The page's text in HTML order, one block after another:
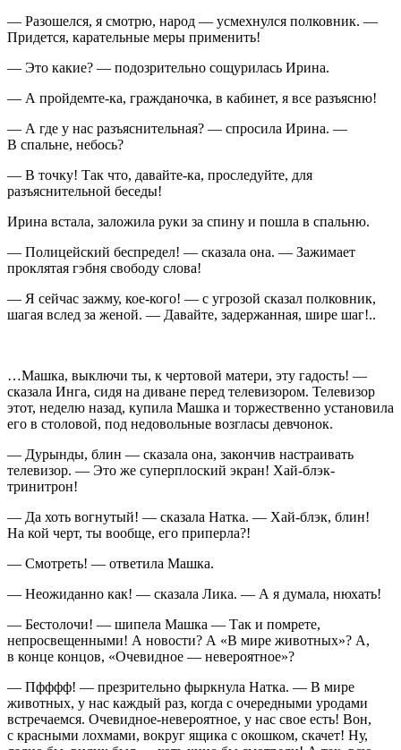
— Разошелся, я смотрю, народ — усмехнулся полковник. —
Придется, карательные меры применить!
— Это какие? — подозрительно сощурилась Ирина.
— А пройдемте-ка, гражданочка, в кабинет, я все разъясню!
— А где у нас разъяснительная? — спросила Ирина. —
В спальне, небось?
— В точку! Так что, давайте-ка, проследуйте, для
разъяснительной беседы!
Ирина встала, заложила руки за спину и пошла в спальню.
— Полицейский беспредел! — сказала она. — Зажимает
проклятая гэбня свободу слова!
— Я сейчас зажму, кое-кого! — с угрозой сказал полковник,
шагая вслед за женой. — Давайте, задержанная, шире шаг!..
…Машка, выключи ты, к чертовой матери, эту гадость! —
сказала Инга, сидя на диване перед телевизором. Телевизор
этот, неделю назад, купила Машка и торжественно установила
его в столовой, под недовольные возгласы девчонок.
— Дурынды, блин — сказала она, закончив настраивать
телевизор. — Это же суперплоский экран! Хай-блэк-
тринитрон!
— Да хоть вогнутый! — сказала Натка. — Хай-блэк, блин!
На кой черт, ты вообще, его приперла?!
— Смотреть! — ответила Машка.
— Неожиданно как! — сказала Лика. — А я думала, нюхать!
— Бестолочи! — шипела Машка — Так и помрете,
непросвещенными! А новости? А «В мире животных»? А,
в конце концов, «Очевидное — невероятное»?
— Пфффф! — презрительно фыркнула Натка. — В мире
животных, у нас каждый раз, когда с очередными уродами
встречаемся. Очевидное-невероятное, у нас свое есть! Вон,
с красными лохмами, вокруг ящика с окошком, скачет! Ну,